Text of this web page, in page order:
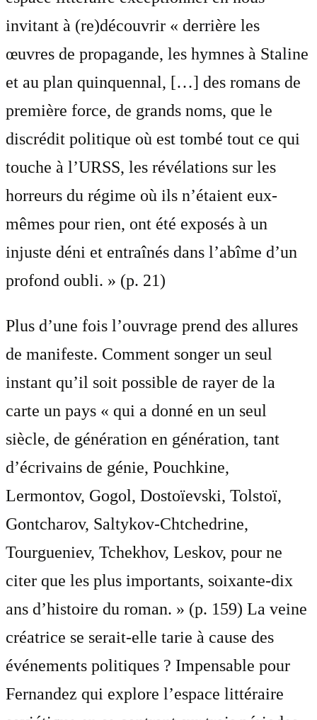
invitant à (re)découvrir « derrière les
œuvres de propagande, les hymnes à Staline
et au plan quinquennal, […] des romans de
première force, de grands noms, que le
discrédit politique où est tombé tout ce qui
touche à l’URSS, les révélations sur les
horreurs du régime où ils n’étaient eux‐
mêmes pour rien, ont été exposés à un
injuste déni et entraînés dans l’abîme d’un
profond oubli. » (p. 21)
Plus d’une fois l’ouvrage prend des allures
de manifeste. Comment songer un seul
instant qu’il soit possible de rayer de la
carte un pays « qui a donné en un seul
siècle, de génération en génération, tant
d’écrivains de génie, Pouchkine,
Lermontov, Gogol, Dostoïevski, Tolstoï,
Gontcharov, Saltykov‐Chtchedrine,
Tourgueniev, Tchekhov, Leskov, pour ne
citer que les plus importants, soixante‐dix
ans d’histoire du roman. » (p. 159) La veine
créatrice se serait-elle tarie à cause des
événements politiques ? Impensable pour
Fernandez qui explore l’espace littéraire